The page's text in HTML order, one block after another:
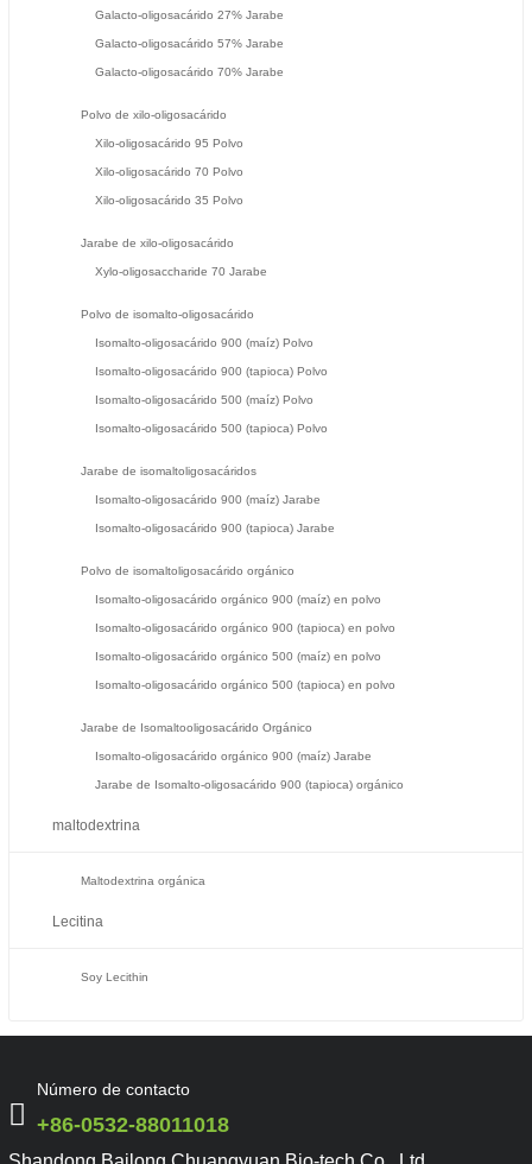
Galacto-oligosacárido 27% Jarabe
Galacto-oligosacárido 57% Jarabe
Galacto-oligosacárido 70% Jarabe
Polvo de xilo-oligosacárido
Xilo-oligosacárido 95 Polvo
Xilo-oligosacárido 70 Polvo
Xilo-oligosacárido 35 Polvo
Jarabe de xilo-oligosacárido
Xylo-oligosaccharide 70 Jarabe
Polvo de isomalto-oligosacárido
Isomalto-oligosacárido 900 (maíz) Polvo
Isomalto-oligosacárido 900 (tapioca) Polvo
Isomalto-oligosacárido 500 (maíz) Polvo
Isomalto-oligosacárido 500 (tapioca) Polvo
Jarabe de isomaltoligosacáridos
Isomalto-oligosacárido 900 (maíz) Jarabe
Isomalto-oligosacárido 900 (tapioca) Jarabe
Polvo de isomaltoligosacárido orgánico
Isomalto-oligosacárido orgánico 900 (maíz) en polvo
Isomalto-oligosacárido orgánico 900 (tapioca) en polvo
Isomalto-oligosacárido orgánico 500 (maíz) en polvo
Isomalto-oligosacárido orgánico 500 (tapioca) en polvo
Jarabe de Isomaltooligosacárido Orgánico
Isomalto-oligosacárido orgánico 900 (maíz) Jarabe
Jarabe de Isomalto-oligosacárido 900 (tapioca) orgánico
maltodextrina
Maltodextrina orgánica
Lecitina
Soy Lecithin
Número de contacto
+86-0532-88011018